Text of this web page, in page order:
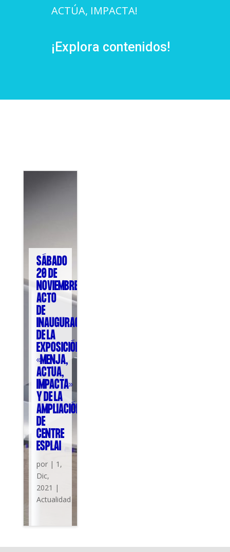
ACTÚA, IMPACTA!
¡Explora contenidos!
SÁBADO
20 DE
NOVIEMBRE:
ACTO
DE
INAUGURACIÓN
DE LA
EXPOSICIÓN
«MENJA,
ACTUA,
IMPACTA»
Y DE LA
AMPLIACIÓN
DE
CENTRE
ESPLAI
por | 1,
Dic,
2021 |
Actualidad
ACTUALITAT